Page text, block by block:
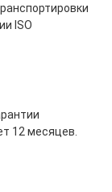
ISO
12 месяцев.